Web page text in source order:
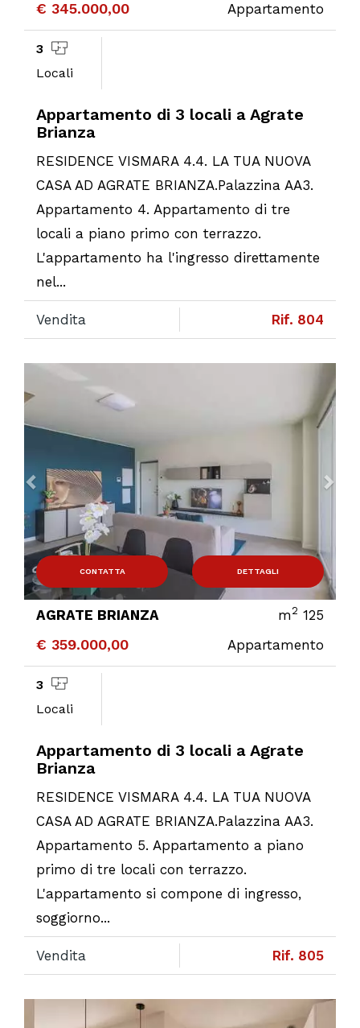
€ 345.000,00 Appartamento
3
Locali
Appartamento di 3 locali a Agrate
Brianza
RESIDENCE VISMARA 4.4. LA TUA NUOVA
CASA AD AGRATE BRIANZA.Palazzina AA3.
Appartamento 4. Appartamento di tre
locali a piano primo con terrazzo.
L'appartamento ha l'ingresso direttamente
nel...
Vendita Rif. 804
CONTATTA DETTAGLI
AGRATE BRIANZA m2 125
€ 359.000,00 Appartamento
3
Locali
Appartamento di 3 locali a Agrate
Brianza
RESIDENCE VISMARA 4.4. LA TUA NUOVA
CASA AD AGRATE BRIANZA.Palazzina AA3.
Appartamento 5. Appartamento a piano
primo di tre locali con terrazzo.
L'appartamento si compone di ingresso,
soggiorno...
Vendita Rif. 805